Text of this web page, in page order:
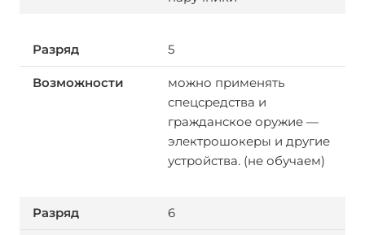
5
можно применять
спецсредства и
гражданское оружие —
электрошокеры и другие
устройства. (не обучаем)
6